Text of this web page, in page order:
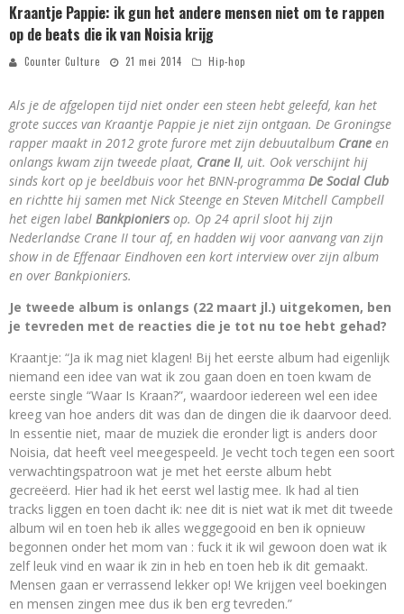
Kraantje Pappie: ik gun het andere mensen niet om te rappen
op de beats die ik van Noisia krijg
Counter Culture 21 mei 2014 Hip-hop
Als je de afgelopen tijd niet onder een steen hebt geleefd, kan het
grote succes van Kraantje Pappie je niet zijn ontgaan. De Groningse
rapper maakt in 2012 grote furore met zijn debuutalbum Crane en
onlangs kwam zijn tweede plaat, Crane II, uit. Ook verschijnt hij
sinds kort op je beeldbuis voor het BNN-programma De Social Club
en richtte hij samen met Nick Steenge en Steven Mitchell Campbell
het eigen label Bankpioniersop. Op 24 april sloot hij zijn
Nederlandse Crane II tour af, en hadden wij voor aanvang van zijn
show in de Effenaar Eindhoven een kort interview over zijn album
en over Bankpioniers.
Je tweede album is onlangs (22 maart jl.) uitgekomen, ben
je tevreden met de reacties die je tot nu toe hebt gehad?
Kraantje: “Ja ik mag niet klagen! Bij het eerste album had eigenlijk
niemand een idee van wat ik zou gaan doen en toen kwam de
eerste single “Waar Is Kraan?”, waardoor iedereen wel een idee
kreeg van hoe anders dit was dan de dingen die ik daarvoor deed.
In essentie niet, maar de muziek die eronder ligt is anders door
Noisia, dat heeft veel meegespeeld. Je vecht toch tegen een soort
verwachtingspatroon wat je met het eerste album hebt
gecreëerd. Hier had ik het eerst wel lastig mee. Ik had al tien
tracks liggen en toen dacht ik: nee dit is niet wat ik met dit tweede
album wil en toen heb ik alles weggegooid en ben ik opnieuw
begonnen onder het mom van : fuck it ik wil gewoon doen wat ik
zelf leuk vind en waar ik zin in heb en toen heb ik dit gemaakt.
Mensen gaan er verrassend lekker op! We krijgen veel boekingen
en mensen zingen mee dus ik ben erg tevreden.”